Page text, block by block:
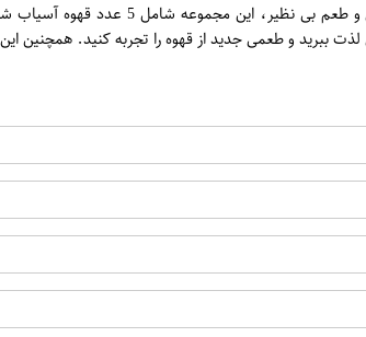
قهوه آسیاب شده مدل فرانسه از
ببرید و طعمی جدید از قهوه را تجربه کنید. همچنین